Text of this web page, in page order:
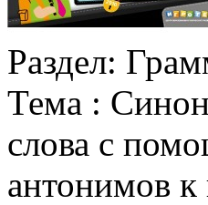
Раздел:
Тема :
слова с
антонимов к